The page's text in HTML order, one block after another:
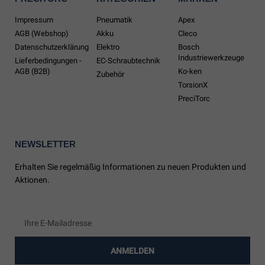
Impressum
AGB (Webshop)
Datenschutzerklärung
Lieferbedingungen -
AGB (B2B)
Pneumatik
Akku
Elektro
EC-Schraubtechnik
Zubehör
Apex
Cleco
Bosch
Industriewerkzeuge
Ko-ken
TorsionX
PreciTorc
NEWSLETTER
Erhalten Sie regelmäßig Informationen zu neuen Produkten und
Aktionen.
ANMELDEN